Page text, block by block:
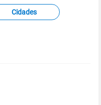
estações
de Previsão
(CPTEC).
sobre os dados
Cidades